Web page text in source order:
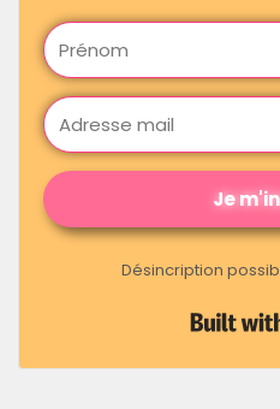
Je
Désincription